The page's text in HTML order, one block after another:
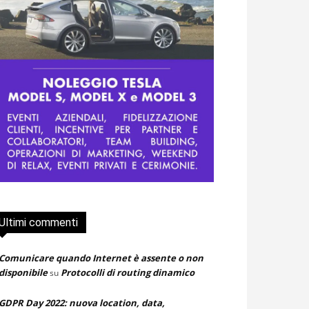
commenti
quando Internet è assente o non
su Protocolli di routing dinamico
Day 2022: nuova location, data,